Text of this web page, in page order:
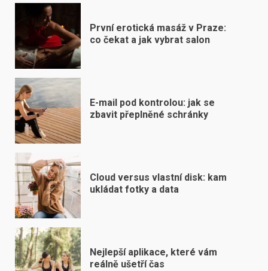
První erotická masáž v Praze:
co čekat a jak vybrat salon
E-mail pod kontrolou: jak se
zbavit přeplněné schránky
Cloud versus vlastní disk: kam
ukládat fotky a data
Nejlepší aplikace, které vám
reálně ušetří čas